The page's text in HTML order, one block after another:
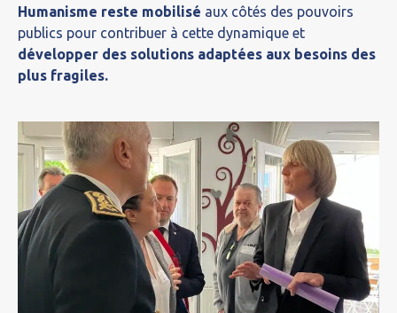
Humanisme reste mobilisé aux côtés des pouvoirs
publics pour contribuer à cette dynamique et
développer des solutions adaptées aux besoins des
plus fragiles.